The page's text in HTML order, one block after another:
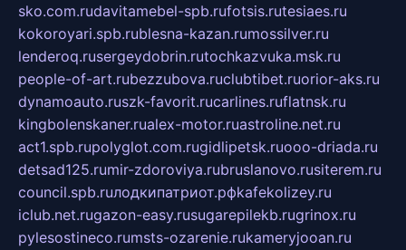
sko.com.rudavitamebel-spb.rufotsis.rutesiaes.ru
kokoroyari.spb.rublesna-kazan.rumossilver.ru
lenderoq.rusergeydobrin.rutochkazvuka.msk.ru
people-of-art.rubezzubova.ruclubtibet.ruorior-aks.ru
dynamoauto.ruszk-favorit.rucarlines.ruflatnsk.ru
kingbolenskaner.rualex-motor.ruastroline.net.ru
act1.spb.rupolyglot.com.rugidlipetsk.ruooo-driada.ru
detsad125.rumir-zdoroviya.rubruslanovo.rusiterem.ru
council.spb.ruлодкипатриот.рфkafekolizey.ru
iclub.net.rugazon-easy.rusugarepilekb.rugrinox.ru
pylesostineco.rumsts-ozarenie.rukameryjooan.ru